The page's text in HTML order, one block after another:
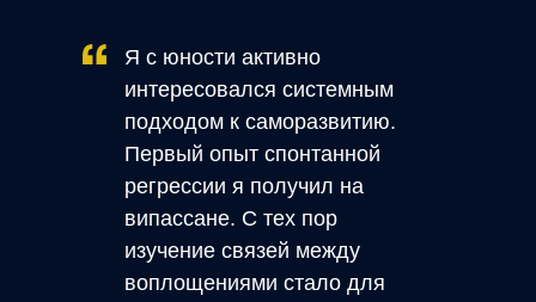
Я с юности активно
интересовался системным
подходом к саморазвитию.
Первый опыт спонтанной
регрессии я получил на
випассане. С тех пор
изучение связей между
воплощениями стало для